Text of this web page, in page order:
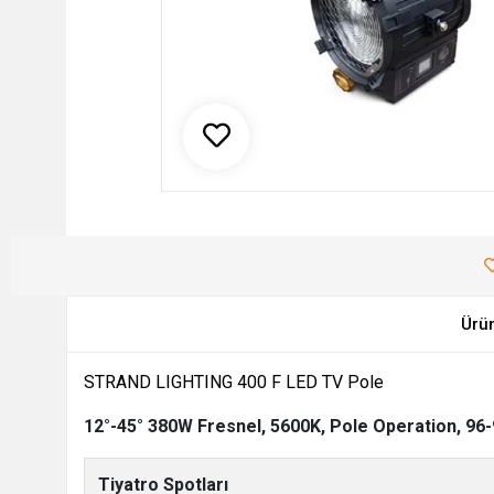
STRAND LIGHTING 400 F LED TV Pole
12°-45° 380W Fresnel, 5600K, Pole Operation,
Tiyatro Spotları